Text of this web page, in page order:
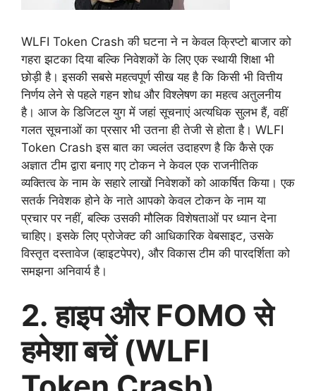
WLFI Token Crash की घटना ने न केवल क्रिप्टो बाजार को
गहरा झटका दिया बल्कि निवेशकों के लिए एक स्थायी शिक्षा भी
छोड़ी है। इसकी सबसे महत्वपूर्ण सीख यह है कि किसी भी वित्तीय
निर्णय लेने से पहले गहन शोध और विश्लेषण का महत्व अतुलनीय
है। आज के डिजिटल युग में जहां सूचनाएं अत्यधिक सुलभ हैं, वहीं
गलत सूचनाओं का प्रसार भी उतना ही तेजी से होता है। WLFI
Token Crash इस बात का ज्वलंत उदाहरण है कि कैसे एक
अज्ञात टीम द्वारा बनाए गए टोकन ने केवल एक राजनीतिक
व्यक्तित्व के नाम के सहारे लाखों निवेशकों को आकर्षित किया। एक
सतर्क निवेशक होने के नाते आपको केवल टोकन के नाम या
प्रचार पर नहीं, बल्कि उसकी मौलिक विशेषताओं पर ध्यान देना
चाहिए। इसके लिए प्रोजेक्ट की आधिकारिक वेबसाइट, उसके
विस्तृत दस्तावेज (व्हाइटपेपर), और विकास टीम की पारदर्शिता को
समझना अनिवार्य है।
2. हाइप और FOMO से
हमेशा बचें (WLFI